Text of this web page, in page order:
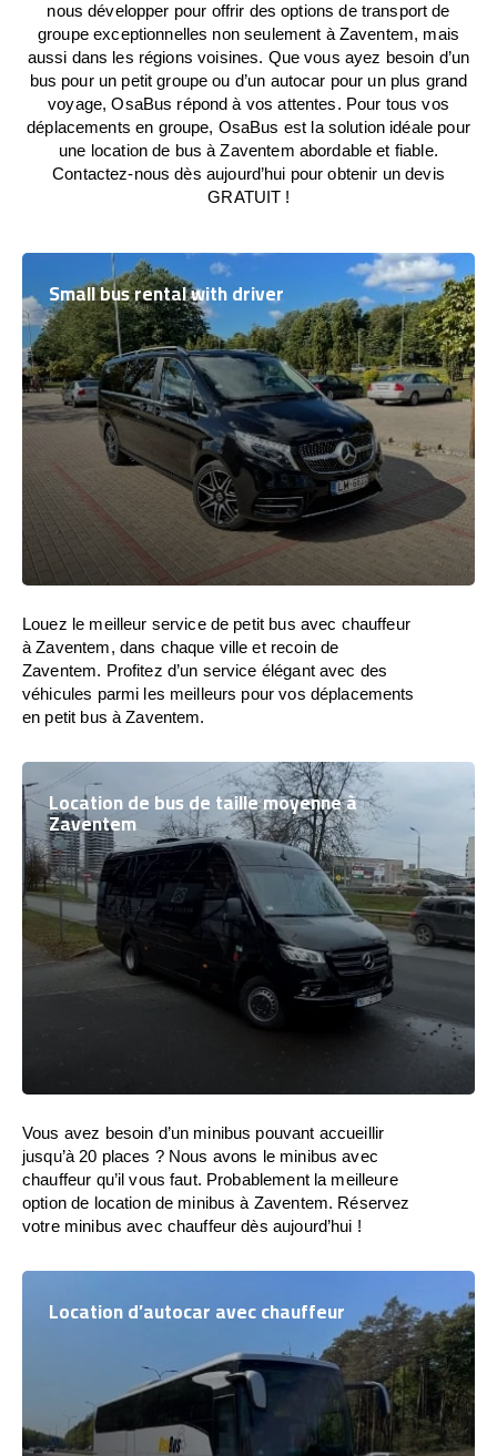
nous développer pour offrir des options de transport de
groupe exceptionnelles non seulement à Zaventem, mais
aussi dans les régions voisines. Que vous ayez besoin d’un
bus pour un petit groupe ou d’un autocar pour un plus grand
voyage, OsaBus répond à vos attentes. Pour tous vos
déplacements en groupe, OsaBus est la solution idéale pour
une location de bus à Zaventem abordable et fiable.
Contactez-nous dès aujourd’hui pour obtenir un devis
GRATUIT !
Small bus rental with driver
Louez le meilleur service de petit bus avec chauffeur
à Zaventem, dans chaque ville et recoin de
Zaventem. Profitez d’un service élégant avec des
véhicules parmi les meilleurs pour vos déplacements
en petit bus à Zaventem.
Location de bus de taille moyenne à
Zaventem
Vous avez besoin d’un minibus pouvant accueillir
jusqu’à 20 places ? Nous avons le minibus avec
chauffeur qu’il vous faut. Probablement la meilleure
option de location de minibus à Zaventem. Réservez
votre minibus avec chauffeur dès aujourd’hui !
Location d’autocar avec chauffeur